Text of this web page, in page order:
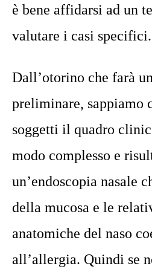
è bene affidarsi ad un
valutare i casi specifici.
Dall’otorino che farà
preliminare, sappiamo
soggetti il quadro
modo complesso e
un’endoscopia nasale
della mucosa e le
anatomiche del naso
all’allergia. Quindi se